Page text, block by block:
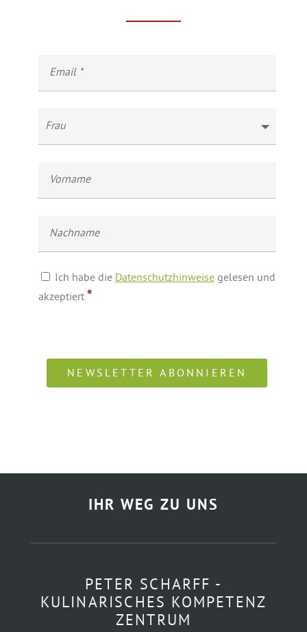
Ich habe dieDatenschutzhinweisegelesen und
akzeptiert *
IHR WEG ZU UNS
PETER SCHARFF -
KULINARISCHES KOMPETENZ
ZENTRUM